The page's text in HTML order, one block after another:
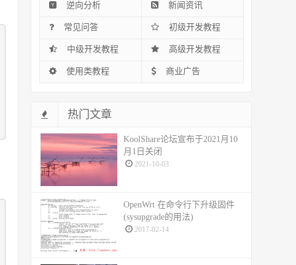
逆向分析 新闻资讯
常见问答 初级开发教程
中级开发教程 高级开发教程
使用类教程 商业广告
热门文章
KoolShare论坛宣布于2021月10
月1日关闭
2021-10-03
OpenWrt 在命令行下升级固件
(sysupgrade的用法)
2017-02-14